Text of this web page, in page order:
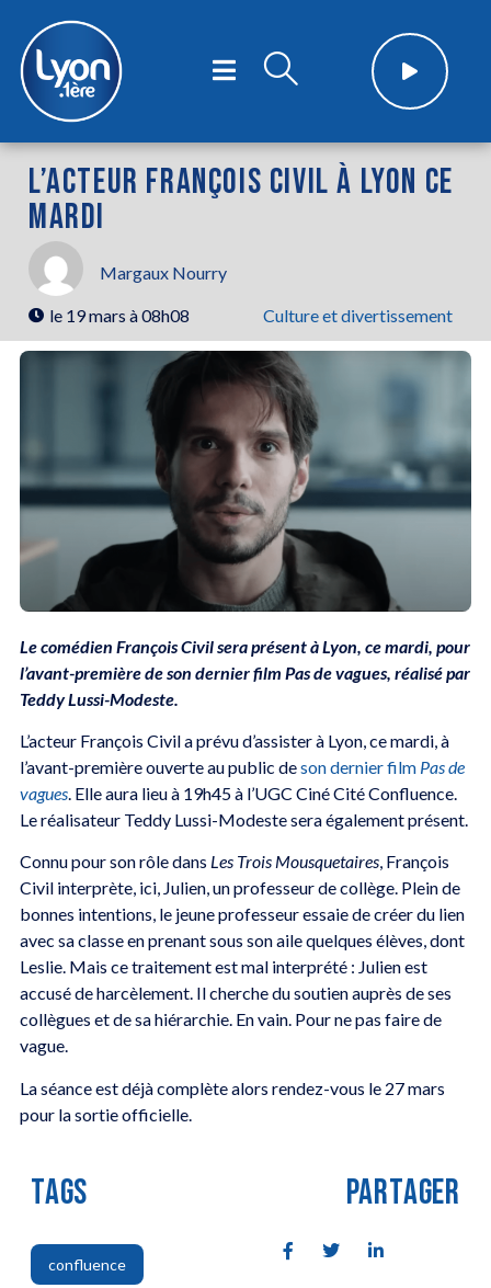
L’ACTEUR FRANÇOIS CIVIL À LYON CE
MARDI
Margaux Nourry
le 19 mars à 08h08 Culture et divertissement
Le comédien François Civil sera présent à Lyon, ce mardi, pour
l’avant-première de son dernier film Pas de vagues, réalisé par
Teddy Lussi-Modeste.
L’acteur François Civil a prévu d’assister à Lyon, ce mardi, à
l’avant-première ouverte au public deson dernier film Pas de
vagues. Elle aura lieu à 19h45 à l’UGC Ciné Cité Confluence.
Le réalisateur Teddy Lussi-Modeste sera également présent.
Connu pour son rôle dans Les Trois Mousquetaires, François
Civil interprète, ici, Julien, un professeur de collège. Plein de
bonnes intentions, le jeune professeur essaie de créer du lien
avec sa classe en prenant sous son aile quelques élèves, dont
Leslie. Mais ce traitement est mal interprété : Julien est
accusé de harcèlement. Il cherche du soutien auprès de ses
collègues et de sa hiérarchie. En vain. Pour ne pas faire de
vague.
La séance est déjà complète alors rendez-vous le 27 mars
pour la sortie officielle.
TAGS
confluence
PARTAGER